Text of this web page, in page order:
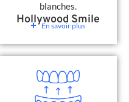
Hollywood Smile
En savoir plus